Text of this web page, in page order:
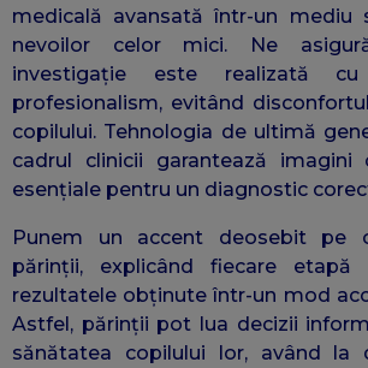
medicală avansată într-un mediu
nevoilor celor mici. Ne
investigație este realizată
profesionalism, evitând
copilului. Tehnologia de ultimă
cadrul clinicii garantează imagini
esențiale pentru un diagnostic
Punem un accent deosebit pe
părinții, explicând fiecare
rezultatele obținute într-un mod
Astfel, părinții pot lua decizii
sănătatea copilului lor, având la